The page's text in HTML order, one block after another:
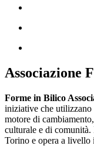
Associazione
Forme in Bilico
iniziative che utilizzano
motore di
culturale e di comunità.
Torino e opera a livello